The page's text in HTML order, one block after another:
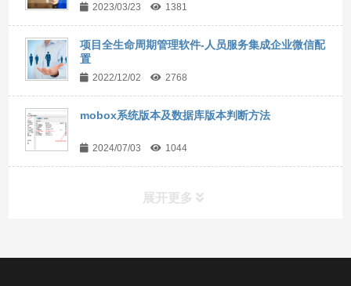
2023/03/23 1381
项目全生命周期管理软件-人员服务集成企业微信配
置
2022/12/02 2768
mobox系统版本及数据库版本判断方法
2024/07/03 1044
展开更多